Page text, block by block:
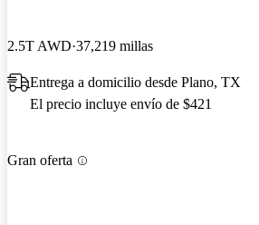
2.5T AWD 37,219 millas
Entrega a domicilio desde Plano, TX
El precio incluye envío de $421
Gran oferta